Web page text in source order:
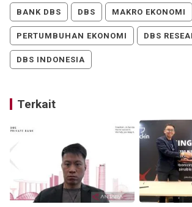
BANK DBS DBS MAKRO EKONOMI
PERTUMBUHAN EKONOMI DBS
DBS INDONESIA
Terkait